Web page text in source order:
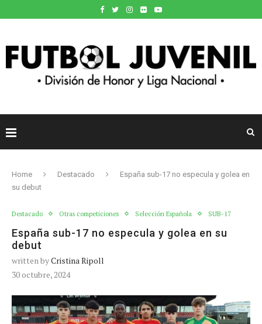
Home Destacado
España sub-17 no especula y golea en
su debut
Destacado Otras competiciones Selección Española SUB-17
España sub-17 no especula y golea en su
debut
written byCristina Ripoll
30 octubre, 2024